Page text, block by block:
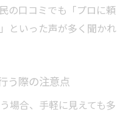
の口コミでも「プロに頼
といった声が多く聞かれ
う際の注意点
場合、手軽に見えても多